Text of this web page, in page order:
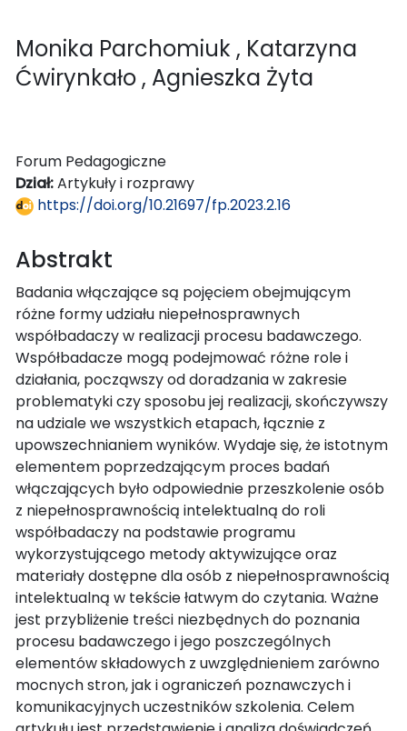
Monika Parchomiuk , Katarzyna
Ćwirynkało, Agnieszka Żyta
Forum Pedagogiczne
Dział:Artykuły i rozprawy
https://doi.org/10.21697/fp.2023.2.16
Abstrakt
Badania włączające są pojęciem obejmującym
różne formy udziału niepełnosprawnych
współbadaczy w realizacji procesu badawczego.
Współbadacze mogą podejmować różne role i
działania, począwszy od doradzania w zakresie
problematyki czy sposobu jej realizacji, skończywszy
na udziale we wszystkich etapach, łącznie z
upowszechnianiem wyników. Wydaje się, że istotnym
elementem poprzedzającym proces badań
włączających było odpowiednie przeszkolenie osób
z niepełnosprawnością intelektualną do roli
współbadaczy na podstawie programu
wykorzystującego metody aktywizujące oraz
materiały dostępne dla osób z niepełnosprawnością
intelektualną w tekście łatwym do czytania. Ważne
jest przybliżenie treści niezbędnych do poznania
procesu badawczego i jego poszczególnych
elementów składowych z uwzględnieniem zarówno
mocnych stron, jak i ograniczeń poznawczych i
komunikacyjnych uczestników szkolenia. Celem